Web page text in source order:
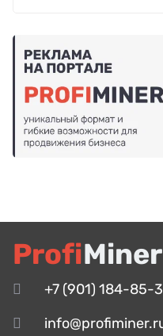
ProfiMiner
+7 (901) 184-85-